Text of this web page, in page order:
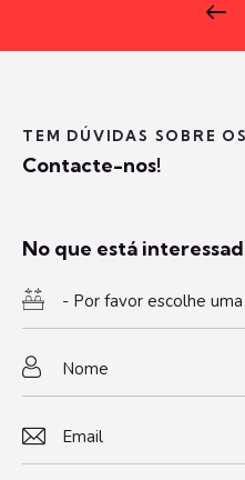
TEM DÚVIDAS SOBRE
Contacte-nos!
No que está